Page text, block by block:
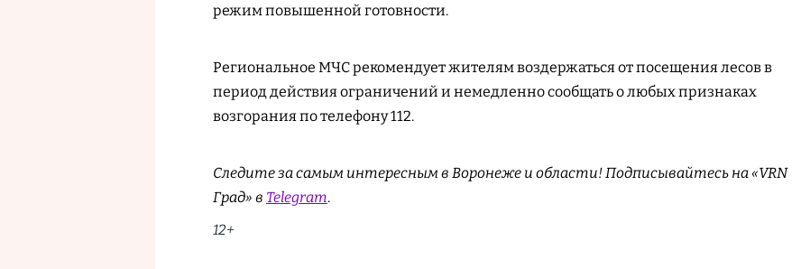
режим повышенной готовности.
Региональное МЧС рекомендует жителям воздержаться от посещения лесов в
период действия ограничений и немедленно сообщать о любых признаках
возгорания по телефону 112.
Следите за самым интересным в Воронеже и области! Подписывайтесь на «VRN
Град» в Telegram.
12+